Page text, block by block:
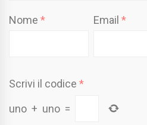
Nome * Email*
Scrivi il codice *
uno + uno =